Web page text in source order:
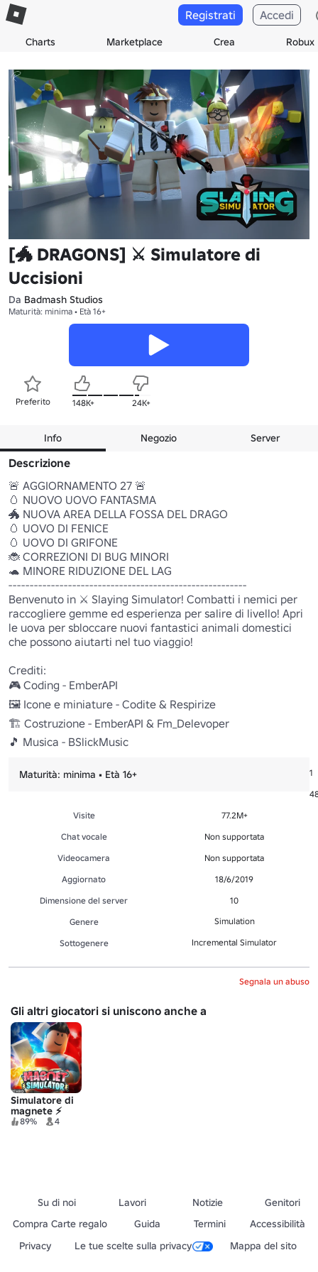
Charts Marketplace Crea Robux
Registrati Accedi
[🐲 DRAGONS] ⚔️ Simulatore di
Uccisioni
Da Badmash Studios
Maturità: minima • Età 16+
Preferito 148K+ 24K+
Info Negozio Server
Descrizione
🚨 AGGIORNAMENTO 27 🚨
🥚 NUOVO UOVO FANTASMA
🐲 NUOVA AREA DELLA FOSSA DEL DRAGO
🥚 UOVO DI FENICE
🥚 UOVO DI GRIFONE
🐞 CORREZIONI DI BUG MINORI
🐢 MINORE RIDUZIONE DEL LAG
--------------------------------------------------------
Benvenuto in ⚔️ Slaying Simulator! Combatti i nemici per
raccogliere gemme ed esperienza per salire di livello! Apri
le uova per sbloccare nuovi fantastici animali domestici
che possono aiutarti nel tuo viaggio!
Crediti:
🎮 Coding - EmberAPI
🖼 Icone e miniature - Codite & Respirize
🏗 Costruzione - EmberAPI & Fm_Delevoper
🎵 Musica - BSlickMusic
Maturità: minima • Età 16+
1
Visite
77.2M+
Chat vocale
Non supportata
Videocamera
Non supportata
Aggiornato
18/6/2019
Dimensione del server
10
Genere
Simulation
Sottogenere Incremental Simulator
Segnala un abuso
Gli altri giocatori si uniscono anche a
Simulatore di
magnete ⚡
89% 4
Su di noi Lavori Notizie
Genitori
Compra Carte regalo
Guida Termini
Accessibilità
Privacy
Le tue scelte sulla privacy Mappa del sito